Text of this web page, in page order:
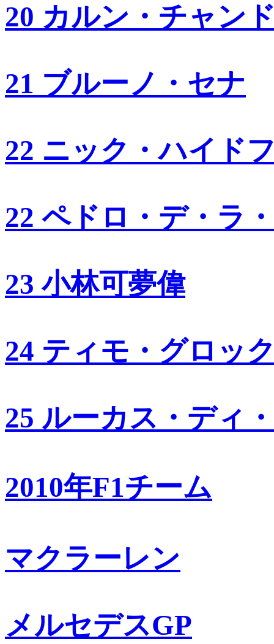
20 カルン・チャン
21 ブルーノ・セナ
22 ニック・ハイド
22 ペドロ・デ・ラ
23 小林可夢偉
24 ティモ・グロッ
25 ルーカス・ディ
2010年F1チーム
マクラーレン
メルセデスGP